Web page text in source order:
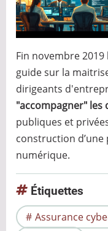
et
de
Fin novembre 2019
guide sur la
dirigeants
"accompagner" les
publiques et
construction
numérique.
Étiquettes
Assurance